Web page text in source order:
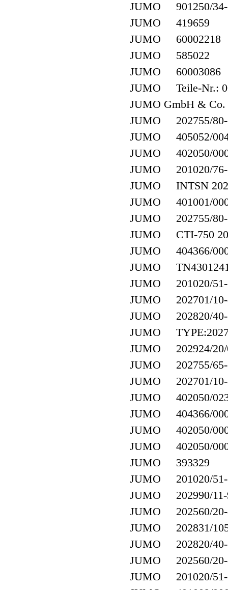
JUMO 901250/34-
JUMO 419659
JUMO 60002218
JUMO 585022
JUMO 60003086
JUMO Teile-Nr.:
JUMO GmbH & Co.
JUMO 202755/80-
JUMO 405052/
JUMO 402050/
JUMO 201020/76-
JUMO INTSN
JUMO 401001/
JUMO 202755/80-
JUMO CTI-750
JUMO 404366/
JUMO
JUMO 201020/51-
JUMO 202701/10-
JUMO 202820/40-
JUMO
JUMO 202924/20/
JUMO 202755/65-
JUMO 202701/10-
JUMO 402050/
JUMO 404366/
JUMO 402050/
JUMO 402050/
JUMO 393329
JUMO 201020/51-
JUMO 202990/11-
JUMO 202560/20-
JUMO 202831/
JUMO 202820/40-
JUMO 202560/20-
JUMO 201020/51-